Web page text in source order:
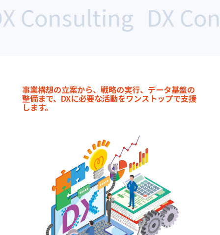
DX
事業構想の立案から、戦略の実行、データ基盤の
整備まで、DXに必要な活動をワンストップで支援
します。